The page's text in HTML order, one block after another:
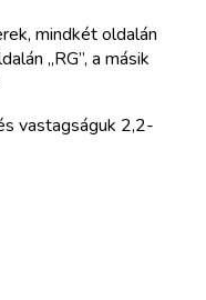
mindkét oldalán
„RG”, a másik
vastagságuk 2,2-